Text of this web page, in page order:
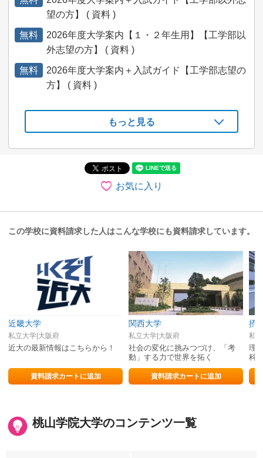
望の方】 ( 資料 )
無料
2026年度大学案内【１・２年生用】【工学部以
外志望の方】 ( 資料 )
無料
2026年度大学案内＋入試ガイド【工学部志望の
方】 ( 資料 )
もっと見る
お気に入り
この学校に資料請求した人はこんな学校にも資料請求しています。
近畿大学
私立大学|大阪府
近大の最新情報はこちらから！
資料請求カートに追加
関西大学
私立大学|大阪府
社会の変化に挑みつづけ、「考
動」する力で世界を拓く
資料請求カートに追加
摂
私
理
科
桃山学院大学のコンテンツ一覧